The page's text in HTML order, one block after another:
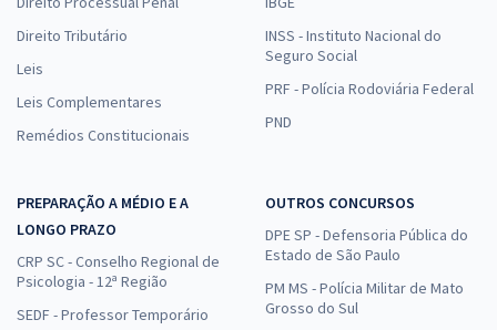
Direito Tributário
Leis
Leis Complementares
Remédios Constitucionais
INSS - Instituto Nacional do
Seguro Social
PRF - Polícia Rodoviária Federal
PND
PREPARAÇÃO A MÉDIO E A
LONGO PRAZO
CRP SC - Conselho Regional de
Psicologia - 12ª Região
SEDF - Professor Temporário
OUTROS CONCURSOS
DPE SP - Defensoria Pública do
Estado de São Paulo
PM MS - Polícia Militar de Mato
Grosso do Sul